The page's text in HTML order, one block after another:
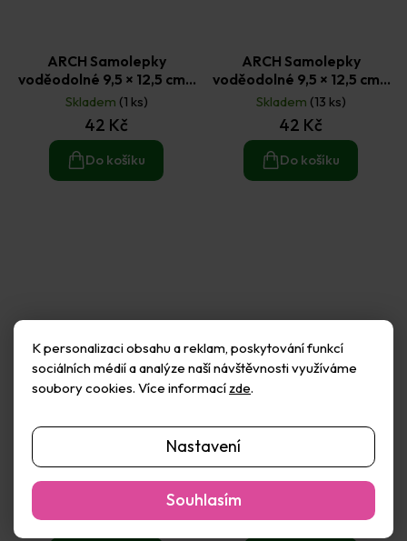
K personalizaci obsahu a reklam, poskytování funkcí
sociálních médií a analýze naší návštěvnosti využíváme
soubory cookies. Více informací zde.
Nastavení
Souhlasím
ARCH Samolepky
voděodolné 9,5 × 12,5 cm -
Peří
Skladem (1 ks)
42 Kč
Do košíku
ARCH Samolepky
voděodolné 9,5 × 12,5 cm -
Psi 2
Skladem (13 ks)
42 Kč
Do košíku
Obtisky na kamínky -
39 Kč
Obtisky na kamínky -
39 Kč